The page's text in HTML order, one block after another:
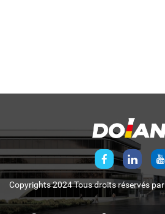
Copyrights 2024 Tous droits réservés par